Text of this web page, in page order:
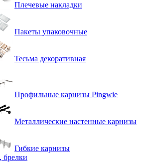
Плечевые накладки
Пакеты упаковочные
Тесьма декоративная
Профильные карнизы Pingwie
Металлические настенные карнизы
Гибкие карнизы
брелки